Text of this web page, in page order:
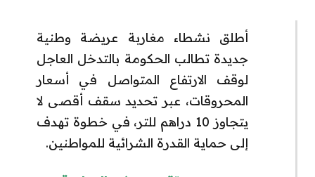
أطلق نشطاء مغاربة عريضة وطنية
جديدة تطالب الحكومة بالتدخل العاجل
لوقف الارتفاع المتواصل في أسعار
المحروقات، عبر تحديد سقف أقصى لا
يتجاوز 10 دراهم للتر، في خطوة تهدف
إلى حماية القدرة الشرائية للمواطنين.